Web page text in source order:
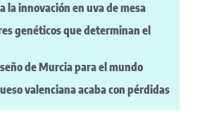
la innovación en uva de mesa
genéticos que determinan el
de Murcia para el mundo
valenciana acaba con pérdidas